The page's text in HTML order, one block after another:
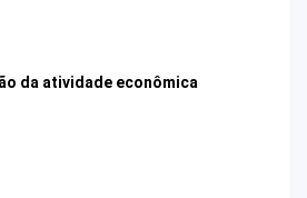
da atividade econômica